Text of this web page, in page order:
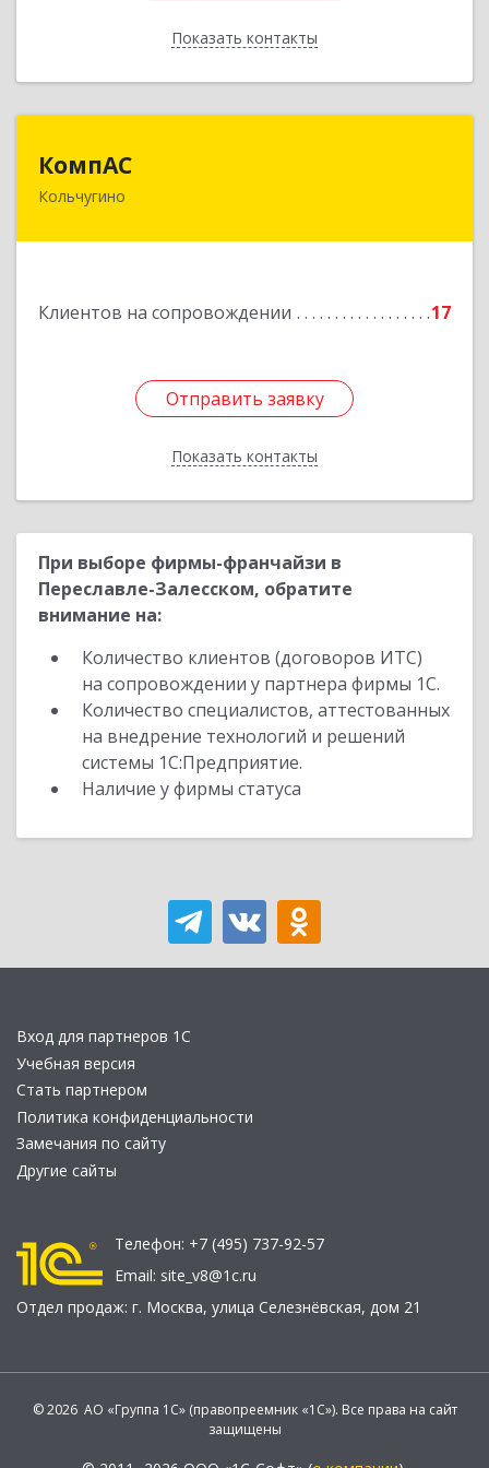
Показать контакты
Назад
КомпАС
Кольчугино
Клиентов на сопровождении 17
Отправить заявку
Показать контакты
601782, Владимирская область, г.Кольчугино,
Отправить заявку
Назад
При выборе фирмы-франчайзи в
Переславле-Залесском, обратите
внимание на:
Количество клиентов (договоров ИТС)
на сопровождении у партнера фирмы 1С.
Количество специалистов, аттестованных
на внедрение технологий и решений
системы 1С:Предприятие.
Наличие у фирмы статуса
Вход для партнеров 1С
Учебная версия
Стать партнером
Политика конфиденциальности
Замечания по сайту
Другие сайты
Телефон: +7 (495) 737-92-57
Email: site_v8@1c.ru
Отдел продаж: г. Москва, улица Селезнёвская, дом 21
© 2026 АО «Группа 1С» (правопреемник «1С»). Все права на сайт
защищены